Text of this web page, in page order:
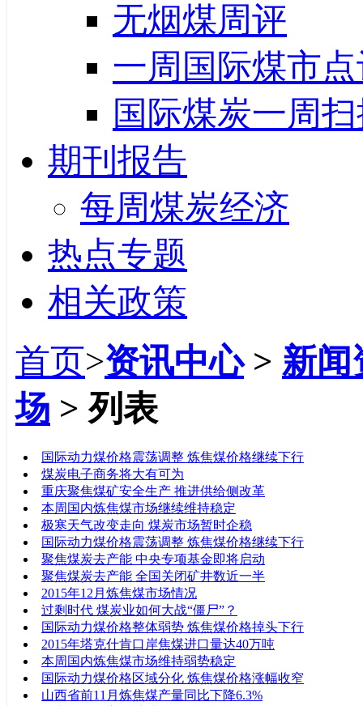
无烟煤周评
一周国际煤市
国际煤炭一周
期刊报告
每周煤炭经济
热点专题
相关政策
首页>资讯中心> 新闻
场 > 列表
国际动力煤价格震荡调整 炼焦煤价格继续下行
煤炭电子商务将大有可为
重庆聚焦煤矿安全生产 推进供给侧改革
本周国内炼焦煤市场继续维持稳定
极寒天气改变走向 煤炭市场暂时企稳
国际动力煤价格震荡调整 炼焦煤价格继续下行
聚焦煤炭去产能 中央专项基金即将启动
聚焦煤炭去产能 全国关闭矿井数近一半
2015年12月炼焦煤市场情况
过剩时代 煤炭业如何大战“僵尸”？
国际动力煤价格整体弱势 炼焦煤价格掉头下行
2015年塔克什肯口岸焦煤进口量达40万吨
本周国内炼焦煤市场维持弱势稳定
国际动力煤价格区域分化 炼焦煤价格涨幅收窄
山西省前11月炼焦煤产量同比下降6.3%